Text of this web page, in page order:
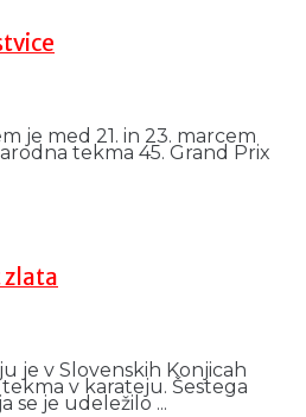
je med 21. in 23. marcem
tekma 45. Grand Prix
zlata
je v Slovenskih Konjicah
v karateju. Šestega
se je udeležilo ...